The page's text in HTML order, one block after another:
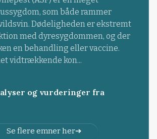
som både rammer
Dødeligheden er ekstremt
med dyresygdommen, og der
en behandling eller vaccine.
vidtrækkende kon...
og vurderinger fra
Se flere emner her